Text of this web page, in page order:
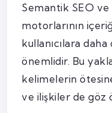
Semantik SEO ve
motorlarının
kullanıcılara
önemlidir. Bu
kelimelerin
ve ilişkiler de göz